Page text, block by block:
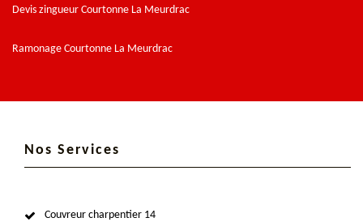
Devis zingueur Courtonne La Meurdrac
Ramonage Courtonne La Meurdrac
Nos Services
Couvreur charpentier 14